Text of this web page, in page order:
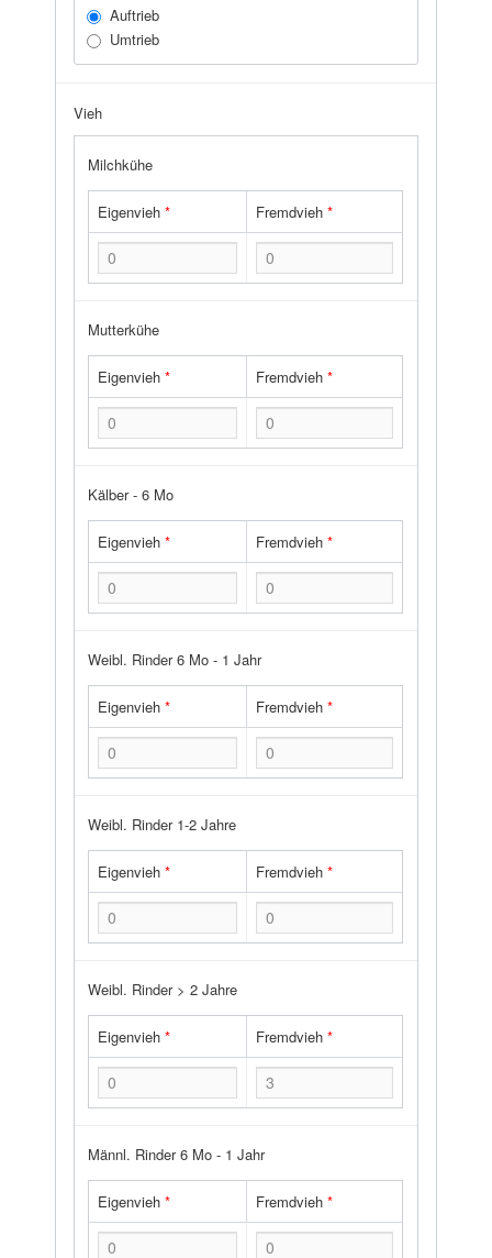
Auftrieb
Umtrieb
Vieh
Milchkühe
Eigenvieh* Fremdvieh*
Mutterkühe
Eigenvieh* Fremdvieh*
Kälber - 6 Mo
Eigenvieh* Fremdvieh*
Weibl. Rinder 6 Mo - 1 Jahr
Eigenvieh* Fremdvieh*
Weibl. Rinder 1-2 Jahre
Eigenvieh* Fremdvieh*
Weibl. Rinder > 2 Jahre
Eigenvieh* Fremdvieh*
Männl. Rinder 6 Mo - 1 Jahr
Eigenvieh* Fremdvieh*